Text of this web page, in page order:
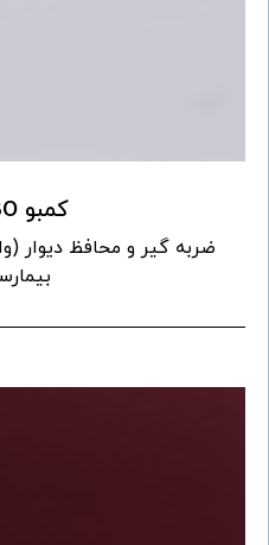
کمبو COMBO
ضربه گیر و محافظ دیوار